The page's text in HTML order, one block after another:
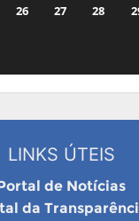
26 27 28
LINKS ÚTEIS
de Notícias
da